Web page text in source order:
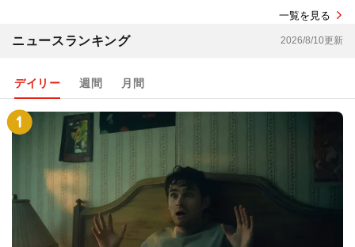
一覧を見る
ニュースランキング 2026/8/10更新
デイリー 週間 月間